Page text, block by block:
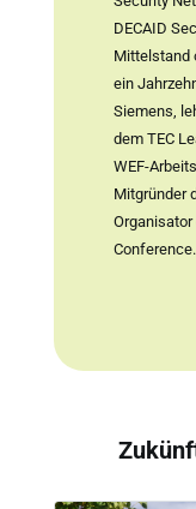
DECAID
Mittelstand
ein
Siemens,
dem TEC
WEF-
Mitgründer
Conference.